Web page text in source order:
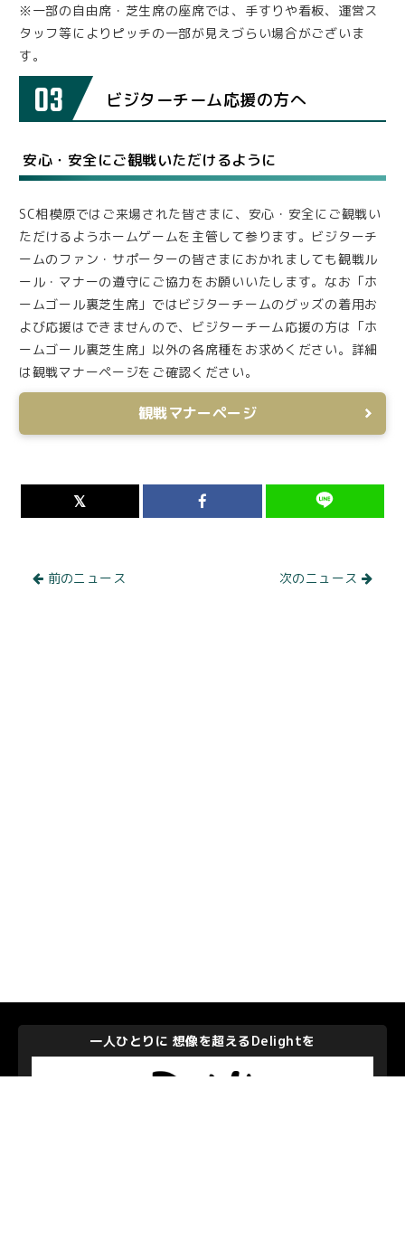
※一部の自由席・芝生席の座席では、手すりや看板、運営ス
タッフ等によりピッチの一部が見えづらい場合がございま
す。
03 ビジターチーム応援の方へ
安心・安全にご観戦いただけるように
SC相模原ではご来場された皆さまに、安心・安全にご観戦い
ただけるようホームゲームを主管して参ります。ビジターチ
ームのファン・サポーターの皆さまにおかれましても観戦ル
ール・マナーの遵守にご協力をお願いいたします。なお「ホ
ームゴール裏芝生席」ではビジターチームのグッズの着用お
よび応援はできませんので、ビジターチーム応援の方は「ホ
ームゴール裏芝生席」以外の各席種をお求めください。詳細
は観戦マナーページをご確認ください。
観戦マナーページ
前のニュース 次のニュース
一人ひとりに 想像を超えるDelightを